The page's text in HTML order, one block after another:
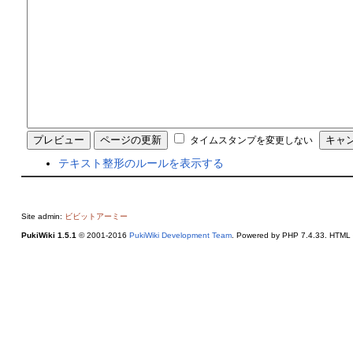
タイムスタンプを変更しない
テキスト整形のルールを表示する
Site admin: ビビットアーミー
PukiWiki 1.5.1 © 2001-2016 PukiWiki Development Team. Powered by PHP 7.4.33. HTML